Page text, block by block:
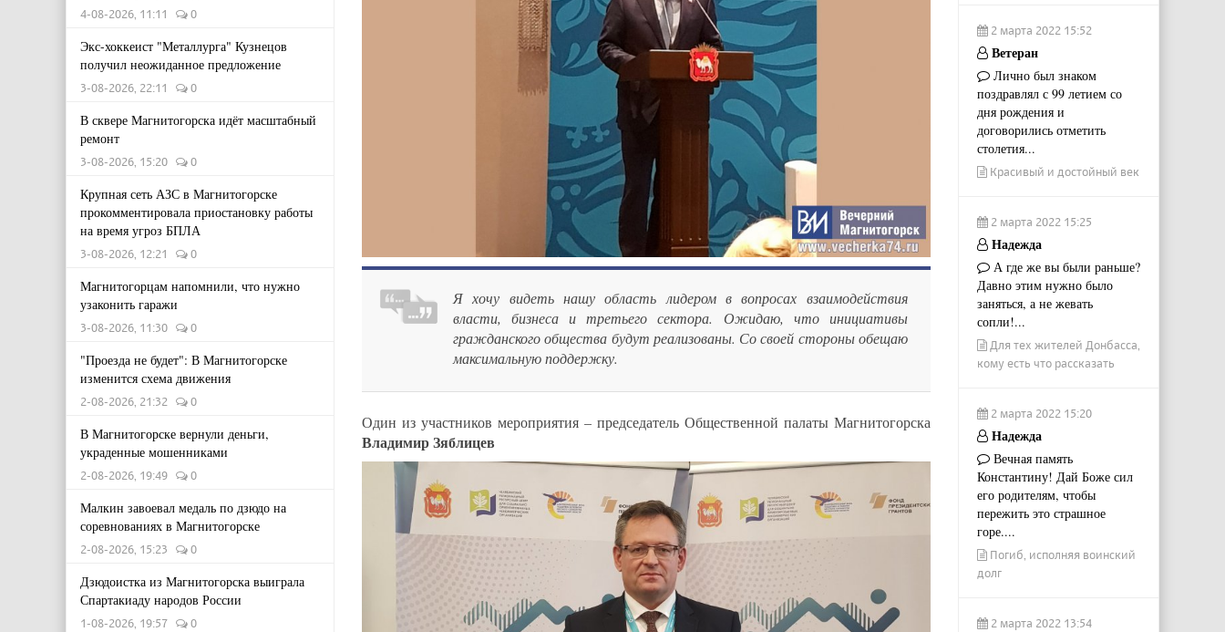
4-08-2026, 11:11 0
Экс-хоккеист "Металлурга" Кузнецов
получил неожиданное предложение
3-08-2026, 22:11 0
В сквере Магнитогорска идёт масштабный
ремонт
3-08-2026, 15:20 0
Крупная сеть АЗС в Магнитогорске
прокомментировала приостановку работы
на время угроз БПЛА
3-08-2026, 12:21 0
Магнитогорцам напомнили, что нужно
узаконить гаражи
3-08-2026, 11:30 0
"Проезда не будет": В Магнитогорске
изменится схема движения
2-08-2026, 21:32 0
В Магнитогорске вернули деньги,
украденные мошенниками
2-08-2026, 19:49 0
Малкин завоевал медаль по дзюдо на
соревнованиях в Магнитогорске
2-08-2026, 15:23 0
Дзюдоистка из Магнитогорска выиграла
Спартакиаду народов России
1-08-2026, 19:57 0
Я хочу видеть нашу область лидером в вопросах взаимодействия
власти, бизнеса и третьего сектора. Ожидаю, что инициативы
гражданского общества будут реализованы. Со своей стороны обещаю
максимальную поддержку.
Один из участников мероприятия – председатель Общественной палаты Магнитогорска
Владимир Зяблицев
2 марта 2022 15:52
Ветеран
Лично был знаком
поздравлял с 99 летием со
дня рождения и
договорились отметить
столетия...
Красивый и достойный век
2 марта 2022 15:25
Надежда
А где же вы были раньше?
Давно этим нужно было
заняться, а не жевать
сопли!...
Для тех жителей Донбасса,
кому есть что рассказать
2 марта 2022 15:20
Надежда
Вечная память
Константину! Дай Боже сил
его родителям, чтобы
пережить это страшное
горе....
Погиб, исполняя воинский
долг
2 марта 2022 13:54